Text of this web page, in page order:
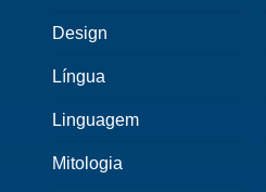
Design
Língua
Linguagem
Mitologia